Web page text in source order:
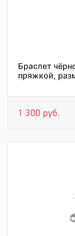
Браслет
пряжкой,
1 300 руб.